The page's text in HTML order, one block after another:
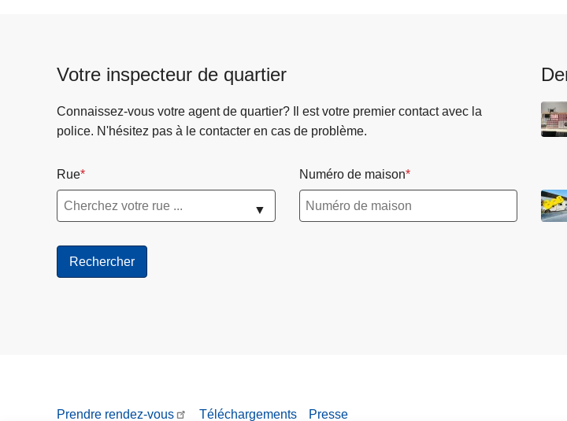
Votre inspecteur de quartier
Connaissez-vous votre agent de quartier? Il est votre premier contact avec la
police. N'hésitez pas à le contacter en cas de problème.
Rue
▼
Numéro de maison
Prendre rendez-vous Téléchargements Presse